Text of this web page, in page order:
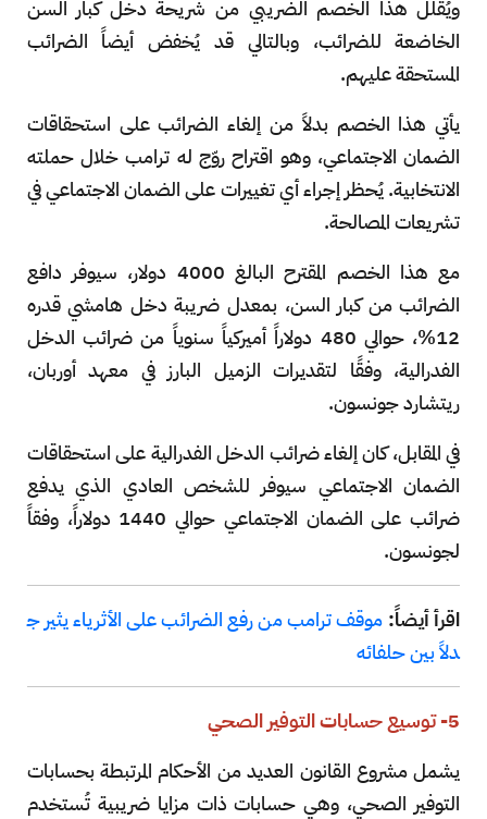
ويُقلل هذا الخصم الضريبي من شريحة دخل كبار السن
الخاضعة للضرائب، وبالتالي قد يُخفض أيضاً الضرائب
المستحقة عليهم.
يأتي هذا الخصم بدلاً من إلغاء الضرائب على استحقاقات
الضمان الاجتماعي، وهو اقتراح روّج له ترامب خلال حملته
الانتخابية. يُحظر إجراء أي تغييرات على الضمان الاجتماعي في
تشريعات المصالحة.
مع هذا الخصم المقترح البالغ 4000 دولار، سيوفر دافع
الضرائب من كبار السن، بمعدل ضريبة دخل هامشي قدره
12%، حوالي 480 دولاراً أميركياً سنوياً من ضرائب الدخل
الفدرالية، وفقًا لتقديرات الزميل البارز في معهد أوربان،
ريتشارد جونسون.
في المقابل، كان إلغاء ضرائب الدخل الفدرالية على استحقاقات
الضمان الاجتماعي سيوفر للشخص العادي الذي يدفع
ضرائب على الضمان الاجتماعي حوالي 1440 دولاراً، وفقاً
لجونسون.
اقرأ أيضاً: موقف ترامب من رفع الضرائب على الأثرياء يثير ج
دلاً بين حلفائه
5- توسيع حسابات التوفير الصحي
يشمل مشروع القانون العديد من الأحكام المرتبطة بحسابات
التوفير الصحي، وهي حسابات ذات مزايا ضريبية تُستخدم